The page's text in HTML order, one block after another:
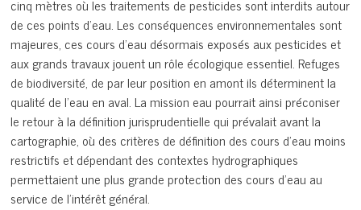
cinq mètres où les traitements de pesticides sont interdits autour
de ces points d’eau. Les conséquences environnementales sont
majeures, ces cours d’eau désormais exposés aux pesticides et
aux grands travaux jouent un rôle écologique essentiel. Refuges
de biodiversité, de par leur position en amont ils déterminent la
qualité de l’eau en aval. La mission eau pourrait ainsi préconiser
le retour à la définition jurisprudentielle qui prévalait avant la
cartographie, où des critères de définition des cours d’eau moins
restrictifs et dépendant des contextes hydrographiques
permettaient une plus grande protection des cours d’eau au
service de l’intérêt général.